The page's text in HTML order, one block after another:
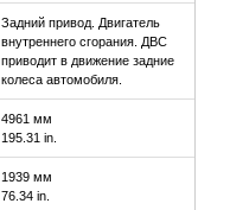
Задний привод. Двигатель
внутреннего сгорания. ДВС
приводит в движение задние
колеса автомобиля.
4961 мм
195.31 in.
1939 мм
76.34 in.